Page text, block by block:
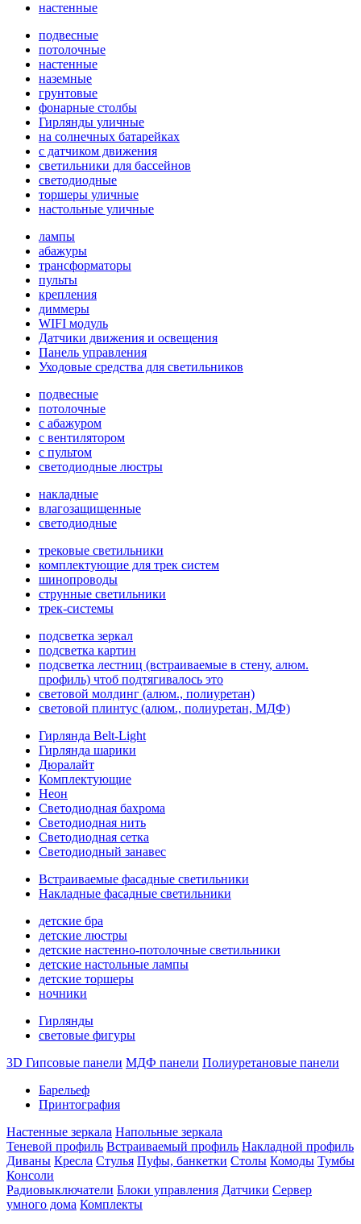
настенные
подвесные
потолочные
настенные
наземные
грунтовые
фонарные столбы
Гирлянды уличные
на солнечных батарейках
с датчиком движения
светильники для бассейнов
светодиодные
торшеры уличные
настольные уличные
лампы
абажуры
трансформаторы
пульты
крепления
диммеры
WIFI модуль
Датчики движения и освещения
Панель управления
Уходовые средства для светильников
подвесные
потолочные
с абажуром
с вентилятором
с пультом
светодиодные люстры
накладные
влагозащищенные
светодиодные
трековые светильники
комплектующие для трек систем
шинопроводы
струнные светильники
трек-системы
подсветка зеркал
подсветка картин
подсветка лестниц (встраиваемые в стену, алюм.
профиль) чтоб подтягивалось это
световой молдинг (алюм., полиуретан)
световой плинтус (алюм., полиуретан, МДФ)
Гирлянда Belt-Light
Гирлянда шарики
Дюралайт
Комплектующие
Неон
Светодиодная бахрома
Светодиодная нить
Светодиодная сетка
Светодиодный занавес
Встраиваемые фасадные светильники
Накладные фасадные светильники
детские бра
детские люстры
детские настенно-потолочные светильники
детские настольные лампы
детские торшеры
ночники
Гирлянды
световые фигуры
3D Гипсовые панели МДФ панели Полиуретановые панели
Барельеф
Принтография
Настенные зеркала Напольные зеркала
Теневой профиль Встраиваемый профиль Накладной профиль
Диваны Кресла Стулья Пуфы, банкетки Столы Комоды Тумбы
Консоли
Радиовыключатели Блоки управления Датчики Сервер
умного дома Комплекты